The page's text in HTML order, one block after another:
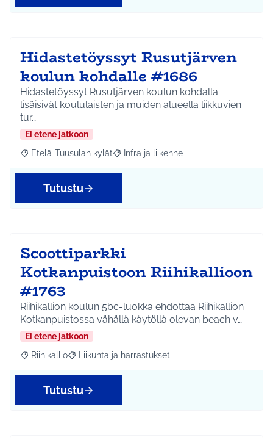
Hidastetöyssyt Rusutjärven
koulun kohdalle #1686
Hidastetöyssyt Rusutjärven koulun kohdalla
lisäisivät koululaisten ja muiden alueella liikkuvien
tur…
Ei etene jatkoon
Rajaa tulokset aihepiirin mukaan: Etelä-Tuusulan kylät
Etelä-Tuusulan kylät Rajaa tulokset teeman mukaan: Infra ja
Infra ja liikenne
Tutustu
Scoottiparkki
Kotkanpuistoon Riihikallioon
#1763
Riihikallion koulun 5bc-luokka ehdottaa Riihikallion
Kotkanpuistossa vähällä käytöllä olevan beach v…
Ei etene jatkoon
Rajaa tulokset aihepiirin mukaan: Riihikallio
Riihikallio Rajaa tulokset teeman mukaan: Liikunta ja
Liikunta ja harrastukset
Tutustu